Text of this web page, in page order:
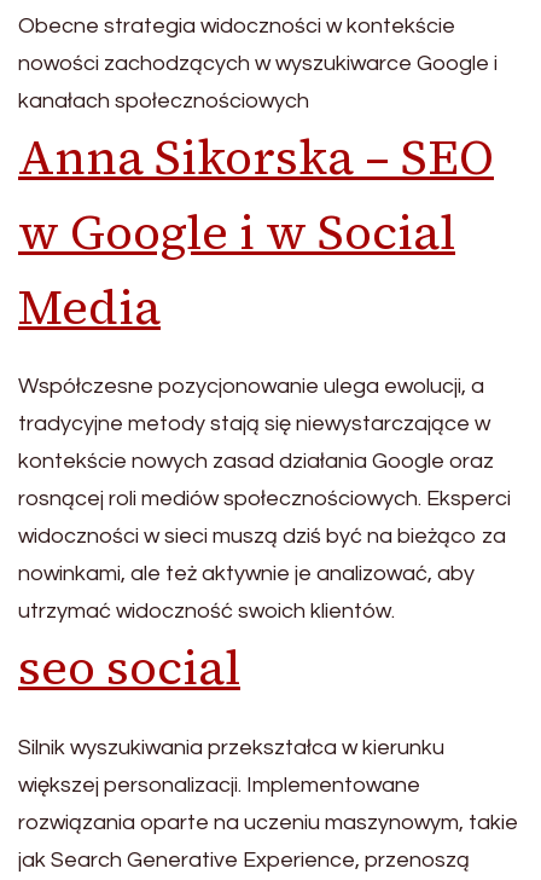
Obecne strategia widoczności w kontekście
nowości zachodzących w wyszukiwarce Google i
kanałach społecznościowych
Anna Sikorska – SEO
w Google i w Social
Media
Współczesne pozycjonowanie ulega ewolucji, a
tradycyjne metody stają się niewystarczające w
kontekście nowych zasad działania Google oraz
rosnącej roli mediów społecznościowych. Eksperci
widoczności w sieci muszą dziś być na bieżąco za
nowinkami, ale też aktywnie je analizować, aby
utrzymać widoczność swoich klientów.
seo social
Silnik wyszukiwania przekształca w kierunku
większej personalizacji. Implementowane
rozwiązania oparte na uczeniu maszynowym, takie
jak Search Generative Experience, przenoszą